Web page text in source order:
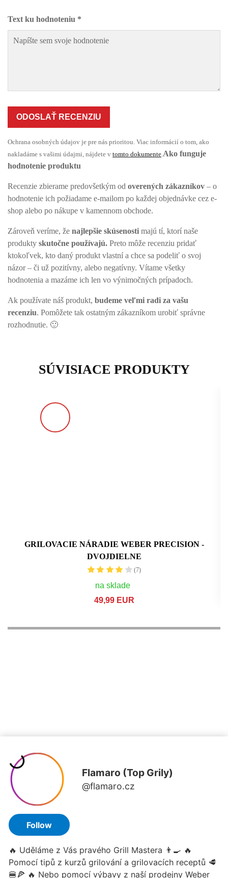
Text ku hodnoteniu *
ODOSLAŤ RECENZIU
Ochrana osobných údajov je pre nás prioritou. Viac informácií o tom, ako
nakladáme s vašimi údajmi, nájdete v tomto dokumente.Ako funguje
hodnotenie produktu
Recenzie zbierame predovšetkým od overených zákazníkov – o
hodnotenie ich požiadame e-mailom po každej objednávke cez e-
shop alebo po nákupe v kamennom obchode.
Zároveň veríme, že najlepšie skúsenosti majú tí, ktorí naše
produkty skutočne používajú. Preto môže recenziu pridať
ktokoľvek, kto daný produkt vlastní a chce sa podeliť o svoj
názor – či už pozitívny, alebo negatívny. Vítame všetky
hodnotenia a mazáme ich len vo výnimočných prípadoch.
Ak používate náš produkt, budeme veľmi radi za vašu
recenziu. Pomôžete tak ostatným zákazníkom urobiť správne
rozhodnutie. 🙂
SÚVISIACE PRODUKTY
GRILOVACIE NÁRADIE WEBER PRECISION -
DVOJDIELNE
(7)
na sklade
49,99 EUR